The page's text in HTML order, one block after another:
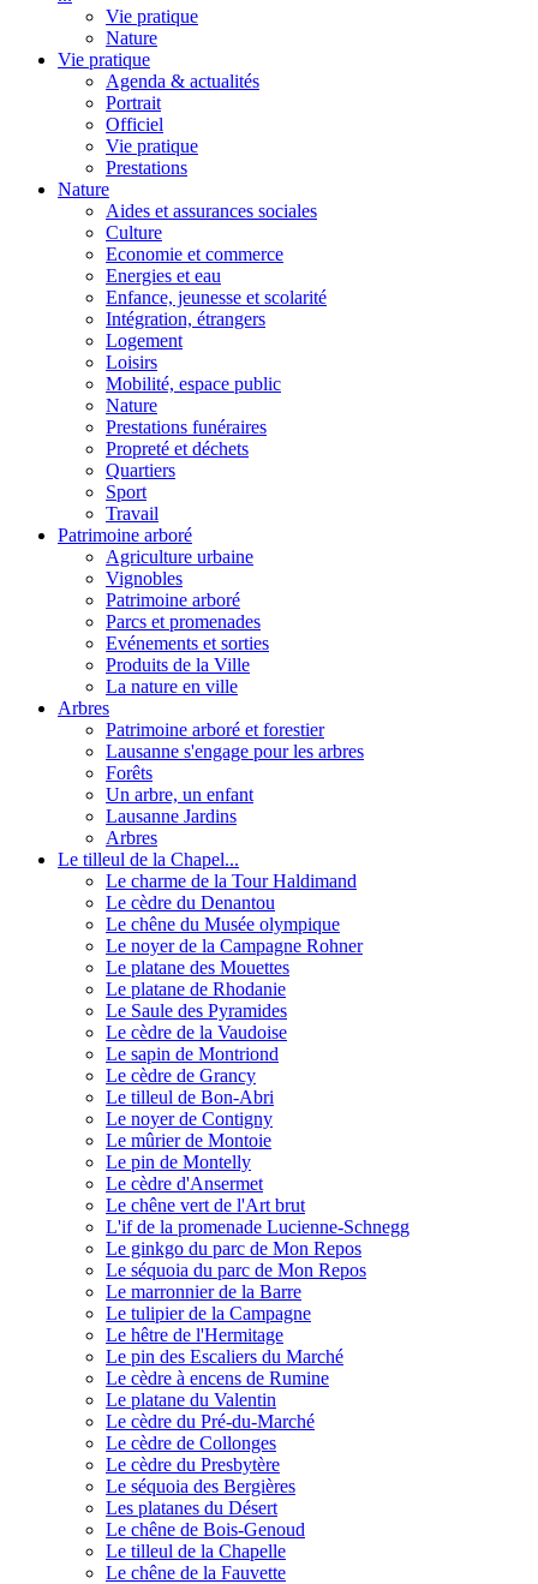
Vie pratique
Nature
Vie pratique
Agenda & actualités
Portrait
Officiel
Vie pratique
Prestations
Nature
Aides et assurances sociales
Culture
Economie et commerce
Energies et eau
Enfance, jeunesse et scolarité
Intégration, étrangers
Logement
Loisirs
Mobilité, espace public
Nature
Prestations funéraires
Propreté et déchets
Quartiers
Sport
Travail
Patrimoine arboré
Agriculture urbaine
Vignobles
Patrimoine arboré
Parcs et promenades
Evénements et sorties
Produits de la Ville
La nature en ville
Arbres
Patrimoine arboré et forestier
Lausanne s'engage pour les arbres
Forêts
Un arbre, un enfant
Lausanne Jardins
Arbres
Le tilleul de la Chapel...
Le charme de la Tour Haldimand
Le cèdre du Denantou
Le chêne du Musée olympique
Le noyer de la Campagne Rohner
Le platane des Mouettes
Le platane de Rhodanie
Le Saule des Pyramides
Le cèdre de la Vaudoise
Le sapin de Montriond
Le cèdre de Grancy
Le tilleul de Bon-Abri
Le noyer de Contigny
Le mûrier de Montoie
Le pin de Montelly
Le cèdre d'Ansermet
Le chêne vert de l'Art brut
L'if de la promenade Lucienne-Schnegg
Le ginkgo du parc de Mon Repos
Le séquoia du parc de Mon Repos
Le marronnier de la Barre
Le tulipier de la Campagne
Le hêtre de l'Hermitage
Le pin des Escaliers du Marché
Le cèdre à encens de Rumine
Le platane du Valentin
Le cèdre du Pré-du-Marché
Le cèdre de Collonges
Le cèdre du Presbytère
Le séquoia des Bergières
Les platanes du Désert
Le chêne de Bois-Genoud
Le tilleul de la Chapelle
Le chêne de la Fauvette